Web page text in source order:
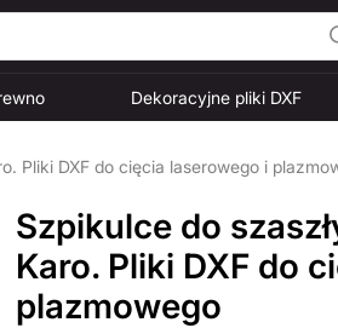
Dekoracyjne pliki DXF
Pliki DXF do cięcia laserowego i
Szpikulce do
Karo. Pliki DXF do
plazmowego